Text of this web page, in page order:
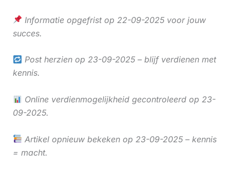
Informatie opgefrist op 22-09-2025 voor jouw
succes.
Post herzien op 23-09-2025 – blijf verdienen met
kennis.
Online verdienmogelijkheid gecontroleerd op 23-
09-2025.
Artikel opnieuw bekeken op 23-09-2025 – kennis
= macht.